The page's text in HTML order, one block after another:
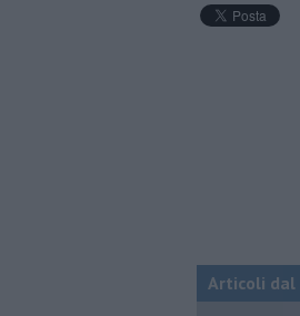
Articoli dal